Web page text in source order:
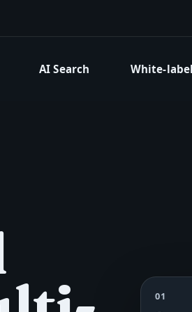
AI Search White-label
01